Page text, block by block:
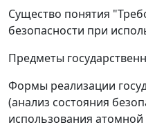
Существо понятия
безопасности при
Предметы
Формы реализации
(анализ состояния
использования